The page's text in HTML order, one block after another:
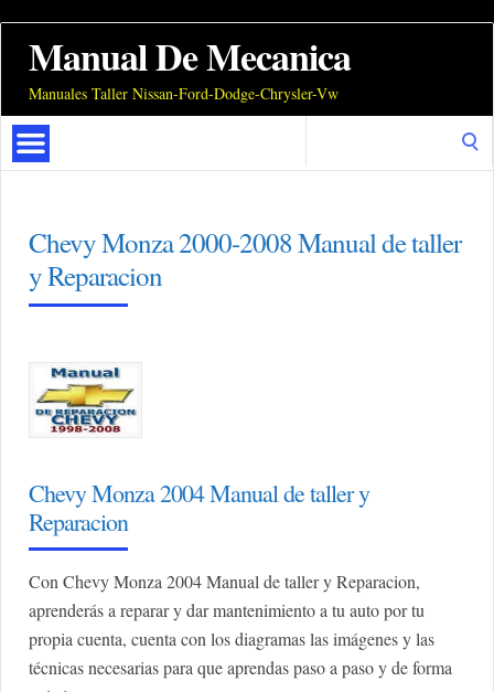
Manual De Mecanica
Manuales Taller Nissan-Ford-Dodge-Chrysler-Vw
Chevy Monza 2000-2008 Manual de taller
y Reparacion
Chevy Monza 2004 Manual de taller y
Reparacion
Con Chevy Monza 2004 Manual de taller y Reparacion,
aprenderás a reparar y dar mantenimiento a tu auto por tu
propia cuenta, cuenta con los diagramas las imágenes y las
técnicas necesarias para que aprendas paso a paso y de forma